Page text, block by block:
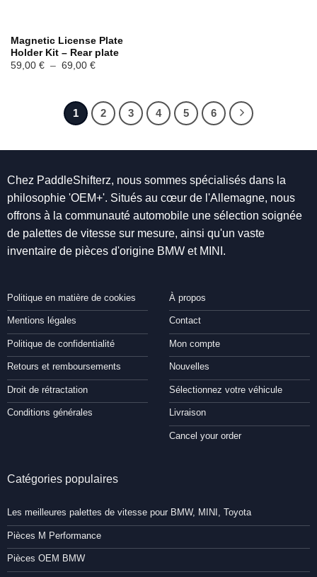
Magnetic License Plate
Holder Kit – Rear plate
59,00 € – 69,00 €Plage
à
69,00 €
1 2 3 4 5 6
Chez PaddleShifterz, nous sommes spécialisés dans la
philosophie 'OEM+'. Situés au cœur de l'Allemagne, nous
offrons à la communauté automobile une sélection soignée
de palettes de vitesse sur mesure, ainsi qu'un vaste
inventaire de pièces d'origine BMW et MINI.
Politique en matière de cookies
Mentions légales
Politique de confidentialité
Retours et remboursements
Droit de rétractation
Conditions générales
À propos
Contact
Mon compte
Nouvelles
Sélectionnez votre véhicule
Livraison
Cancel your order
Catégories populaires
Les meilleures palettes de vitesse pour BMW, MINI, Toyota
Pièces M Performance
Pièces OEM BMW